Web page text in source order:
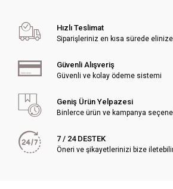
Hızlı Teslimat
Siparişleriniz en kısa sürede elinize
Güvenli Alışveriş
Güvenli ve kolay ödeme sistemi
Geniş Ürün Yelpazesi
Binlerce ürün ve kampanya
7 / 24 DESTEK
Öneri ve şikayetlerinizi bize